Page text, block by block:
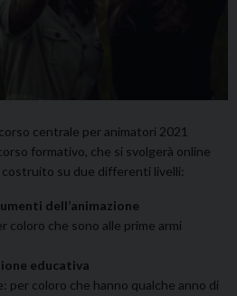
centrale per animatori 2021
formativo, che si svolgerà online
su due differenti livelli:
dell’animazione
coloro che sono alle prime armi
educativa
per coloro che hanno qualche anno di